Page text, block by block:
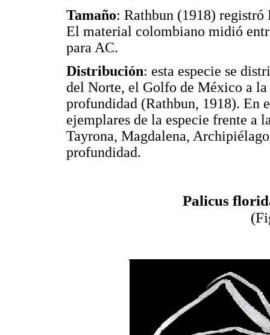
Tamaño: Rathbun (1918)
El material colombiano midió
para AC.
Distribución: esta especie se
del Norte, el Golfo de México a
profundidad (Rathbun, 1918). En
ejemplares de la especie frente a
Tayrona, Magdalena,
profundidad.
Palicus